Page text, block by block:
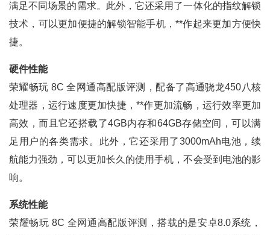
满足不同场景的需求。此外，它还采用了一体化的指纹解锁
技术，可以更加便捷的解锁智能手机，**作起来更加方便快
捷。
硬件性能
荣耀畅玩 8C 全网通高配版评测，配备了高通骁龙450八核
处理器，运行速度更加快捷，**作更加流畅，运行效率更加
高效，而且它还搭载了4GB内存和64GB存储空间，可以满
足用户的各类需求。此外，它还采用了3000mAh电池，续
航能力强劲，可以更加长久的使用手机，不会受到电池的影
响。
系统性能
荣耀畅玩 8C 全网通高配版评测，搭载的是安卓8.0系统，